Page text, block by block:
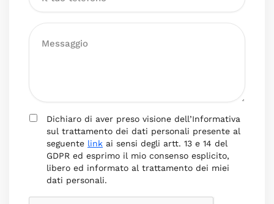
Dichiaro di aver preso visione dell’Informativa
sul trattamento dei dati personali presente al
seguente link ai sensi degli artt. 13 e 14 del
GDPR ed esprimo il mio consenso esplicito,
libero ed informato al trattamento dei miei
dati personali.